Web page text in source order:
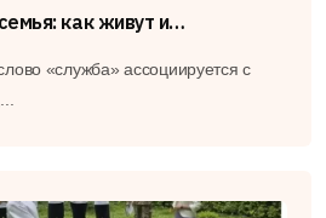
как живут и
«служба» ассоциируется с